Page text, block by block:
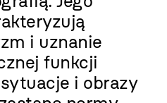
i uznanie
funkcji
i obrazy